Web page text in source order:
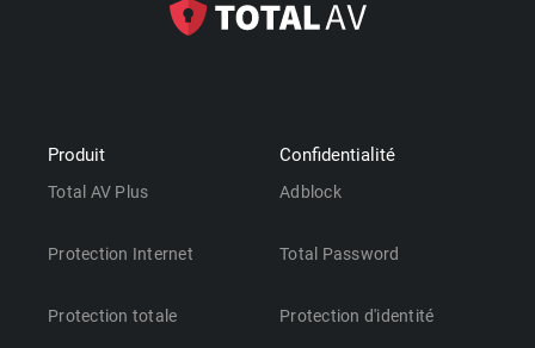
Produit
Total AV Plus
Protection Internet
Protection totale
Confidentialité
Adblock
Total Password
Protection d'identité